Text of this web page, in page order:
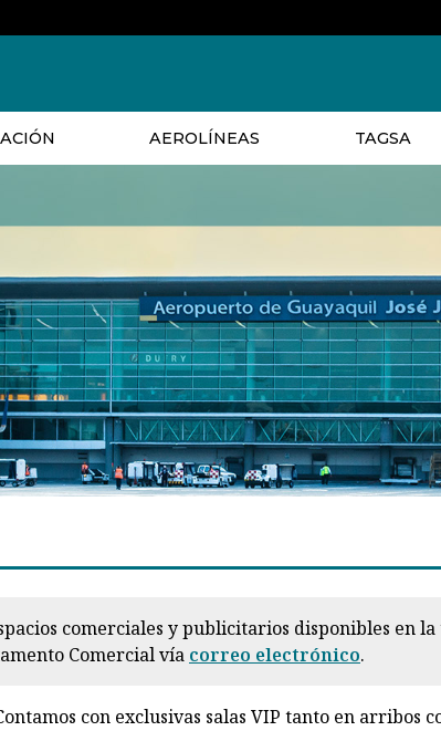
AEROLÍNEAS TAGSA
comerciales y publicitarios disponibles en
Comercial vía correo electrónico.
con exclusivas salas VIP tanto en arribos